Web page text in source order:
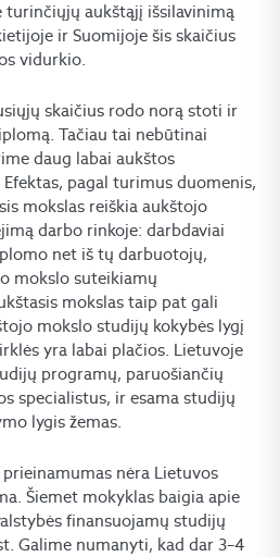
turinčiųjų aukštąjį išsilavinimą
ir Suomijoje šis skaičius
vidurkio.
skaičius rodo norą stoti ir
Tačiau tai nebūtinai
daug labai aukštos
pagal turimus duomenis,
mokslas reiškia aukštojo
darbo rinkoje: darbdaviai
net iš tų darbuotojų,
mokslo suteikiamų
mokslas taip pat gali
mokslo studijų kokybės lygį
yra labai plačios. Lietuvoje
programų, paruošiančių
specialistus, ir esama studijų
lygis žemas.
nėra Lietuvos
Šiemet mokyklas baigia apie
finansuojamų studijų
Galime numanyti, kad dar 3–4